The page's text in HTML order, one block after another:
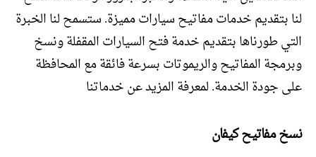
لنا بتقديم خدمات مفاتيح سيارات مميزة. ستسمح لنا الخبرة
التي طورناها بتقديم خدمة فتح السيارات المقفلة ونسخ
وبرمجة المفاتيح والريموتات بسرعة فائقة مع المحافظة
على جودة الخدمة. لمعرفة المزيد عن خدماتنا
نسخ مفاتيح كيفان